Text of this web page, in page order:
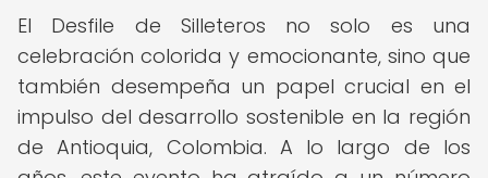
El Desfile de Silleteros no solo es una
celebración colorida y emocionante, sino que
también desempeña un papel crucial en el
impulso del desarrollo sostenible en la región
de Antioquia, Colombia. A lo largo de los